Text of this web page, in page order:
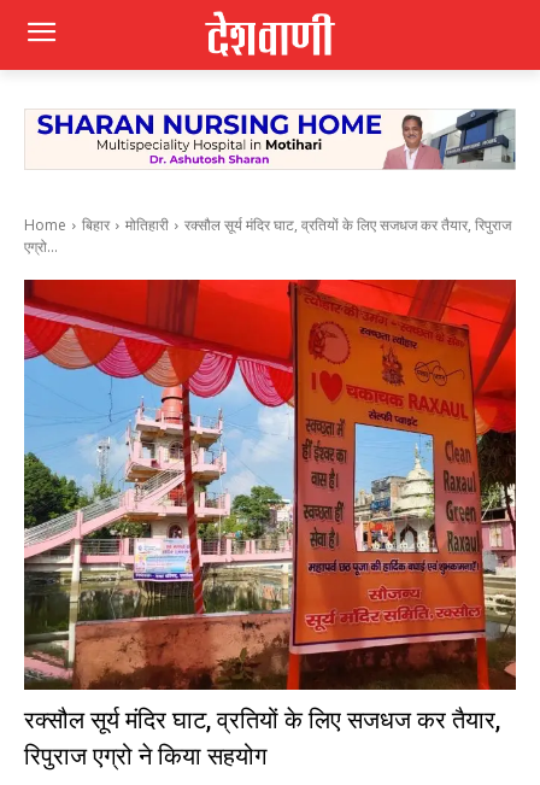
Home बिहार मोतिहारी
रक्सौल सूर्य मंदिर घाट, व्रतियों के लिए सजधज कर तैयार, रिपुराज
एग्रो...
रक्सौल सूर्य मंदिर घाट, व्रतियों के लिए सजधज कर तैयार,
रिपुराज एग्रो ने किया सहयोग